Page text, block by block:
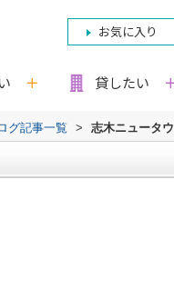
お気に入り
貸したい
グ記事一覧 > 志木ニュータ